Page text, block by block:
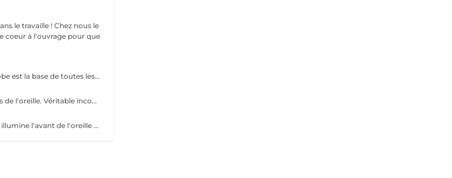
Élégant et intemporel, le piercing du lobe est la base de toutes les plus belles compositions. Qu'il s'agisse d'un premier piercing ou d'une nouvelle création, chaque réalisation est effectuée avec précision afin de t'offrir une expérience aussi agréable que soignée. Inclus : Bijou de première pose en titane ASTM F-136 Conseils personnalisés et suivi de cicatrisation + 5€ pour changer la couleur de ton bijou grâce à l'anodisation. Les bijoux de la vitrine sont disponibles en première pause, le prix du bijou est à ajouter à la prestation. Pour toutes demandes d'informations, merci de me contacter. Tout les mineurs doivent être accompagnés d'un tuteur légal ( parents ! ), des justificatifs d'identités seront demandés.
L'hélix sublime naturellement les lignes de l'oreille. Véritable incontournable, il apporte une touche contemporaine et raffinée qui s'intègre parfaitement à votre style. Chaque projet est pensé en harmonie avec ton anatomie. Conseils personnalisés et suivi de cicatrisation Inclus : Bijou de première pose en titane ASTM F-136 + 5€ pour changer la couleur de ton bijou grâce à l'anodisation. Les bijoux de la vitrine sont disponibles en première pause, le prix du bijou est à ajouter à la prestation. Pour toutes demandes d'informations, merci de me contacter. Tout les mineurs doivent être accompagnés d'un tuteur légal ( parents ! ), des justificatifs d'identités seront demandés.
Discret et sophistiqué, le forward hélix illumine l'avant de l'oreille avec subtilité. Un choix idéal pour une composition délicate et résolument élégante. Conseils personnalisés et suivi de cicatrisation Inclus : Bijou de première pose en titane ASTM F-136 + 5€ pour changer la couleur de ton bijou grâce à l'anodisation. Les bijoux de la vitrine sont disponibles en première pause, le prix du bijou est à ajouter à la prestation. Pour toutes demandes d'informations, merci de me contacter. Tout les mineurs doivent être accompagnés d'un tuteur légal ( parents ! ), des justificatifs d'identités seront demandés.